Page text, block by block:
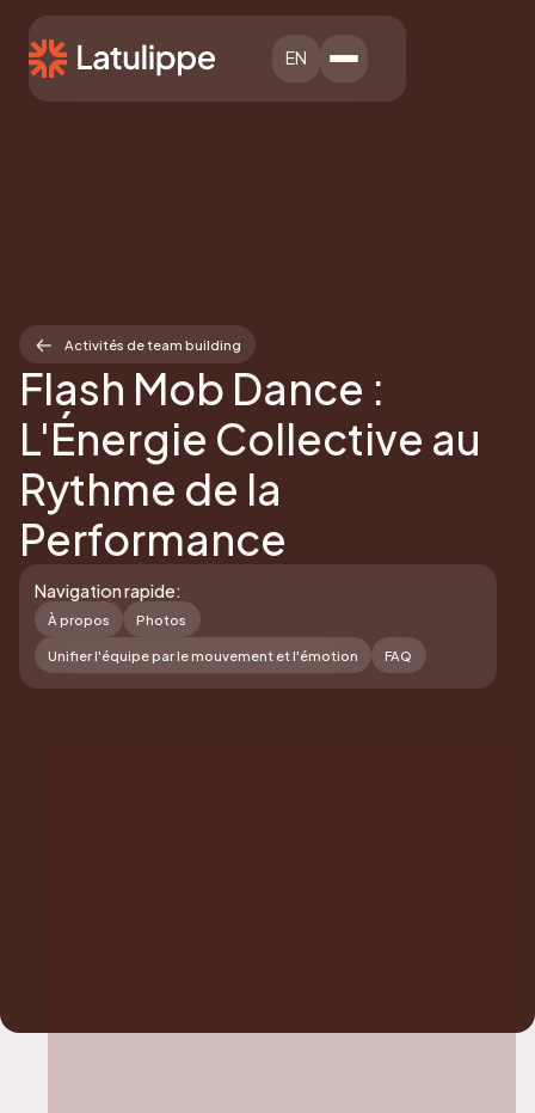
EN
Activités de team building
Flash Mob Dance :
L'Énergie Collective au
Rythme de la
Performance
Navigation rapide:
À propos Photos
Unifier l'équipe par le mouvement et l'émotion FAQ